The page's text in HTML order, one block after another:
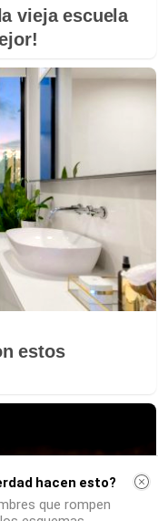
vieja escuela
estos
hacen esto?
que rompen